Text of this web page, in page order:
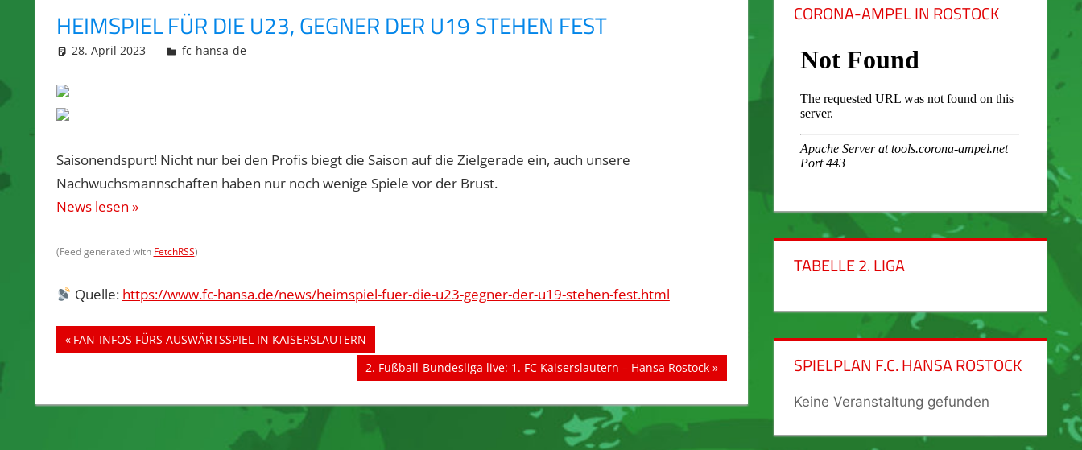
HEIMSPIEL FÜR DIE U23, GEGNER DER U19 STEHEN FEST
28. April 2023 hansa-rostock.fans-ifttt
fc-hansa-de
Saisonendspurt! Nicht nur bei den Profis biegt die Saison auf die Zielgerade ein, auch unsere
Nachwuchsmannschaften haben nur noch wenige Spiele vor der Brust.
News lesen »
(Feed generated with FetchRSS)
Quelle: https://www.fc-hansa.de/news/heimspiel-fuer-die-u23-gegner-der-u19-stehen-fest.html
Beitragsnavigation
Vorheriger
Beitrag:
FAN-INFOS FÜRS AUSWÄRTSSPIEL IN KAISERSLAUTERN
Nächster
Beitrag:
2. Fußball-Bundesliga live: 1. FC Kaiserslautern – Hansa Rostock
CORONA-AMPEL IN ROSTOCK
TABELLE 2. LIGA
SPIELPLAN F.C. HANSA ROSTOCK
Keine Veranstaltung gefunden